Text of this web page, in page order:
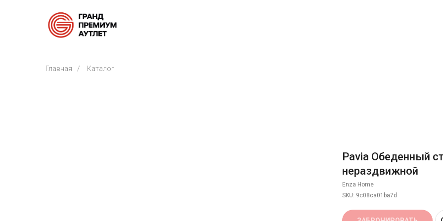
Главная / Каталог
Pavia Обеденный
нераздвижной
Enza Home
SKU: 9c08ca01ba7d